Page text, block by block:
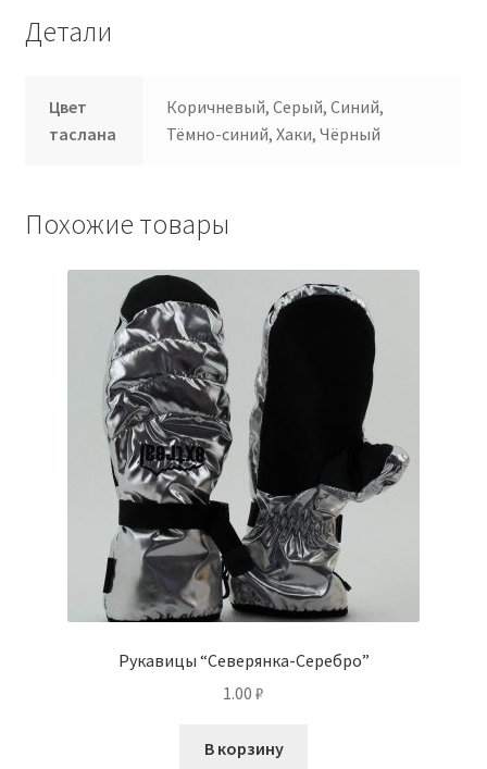
Детали
Цвет
таслана
Коричневый, Серый, Синий,
Тёмно-синий, Хаки, Чёрный
Похожие товары
Рукавицы “Северянка-Серебро”
1.00 ₽
В корзину